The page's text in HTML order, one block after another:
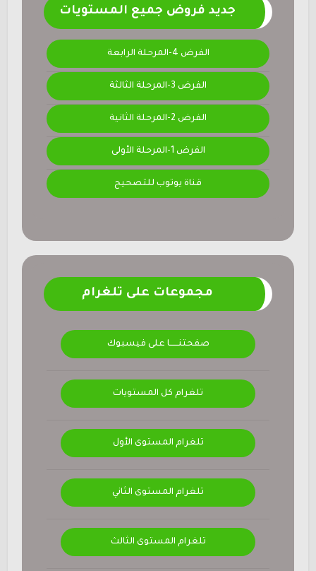
جديد فروض جميع المستويات
الفرض 4-المرحلة الرابعة
الفرض 3-المرحلة الثالثة
الفرض 2-المرحلة الثانية
الفرض 1-المرحلة الأولى
قناة يوتوب للتصحيح
مجموعات على تلغرام
صفحتنــــــا على فيسبوك
تلغرام كل المستويات
تلغرام المستوى الأول
تلغرام المستوى الثاني
تلغرام المستوى الثالث